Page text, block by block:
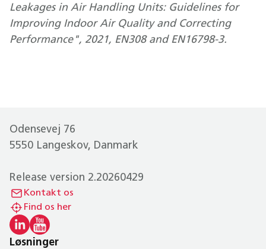
Leakages in Air Handling Units: Guidelines for
Improving Indoor Air Quality and Correcting
Performance", 2021, EN308 and EN16798-3.
Odensevej 76
5550 Langeskov, Danmark
Release version 2.20260429
Kontakt os
Find os her
Løsninger